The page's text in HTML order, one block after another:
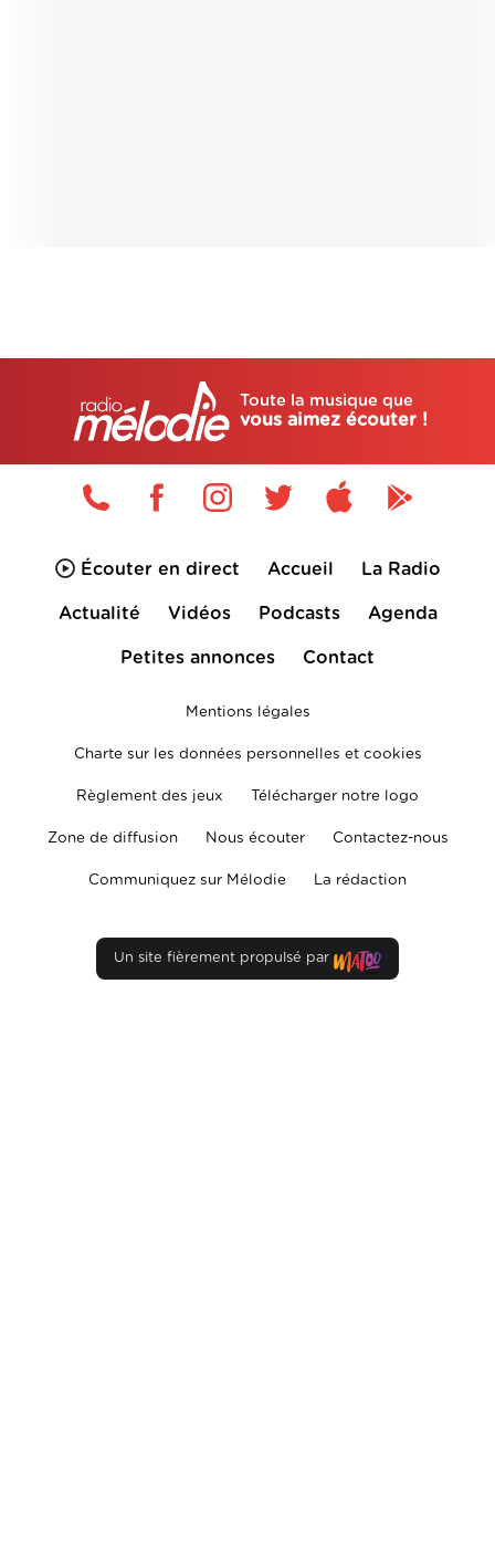
Toute la musique que
vous aimez écouter !
Écouter en direct Accueil La Radio
Actualité Vidéos Podcasts Agenda
Petites annonces Contact
Mentions légales
Charte sur les données personnelles et cookies
Règlement des jeux Télécharger notre logo
Zone de diffusion Nous écouter Contactez-nous
Communiquez sur Mélodie La rédaction
Un site fièrement propulsé par